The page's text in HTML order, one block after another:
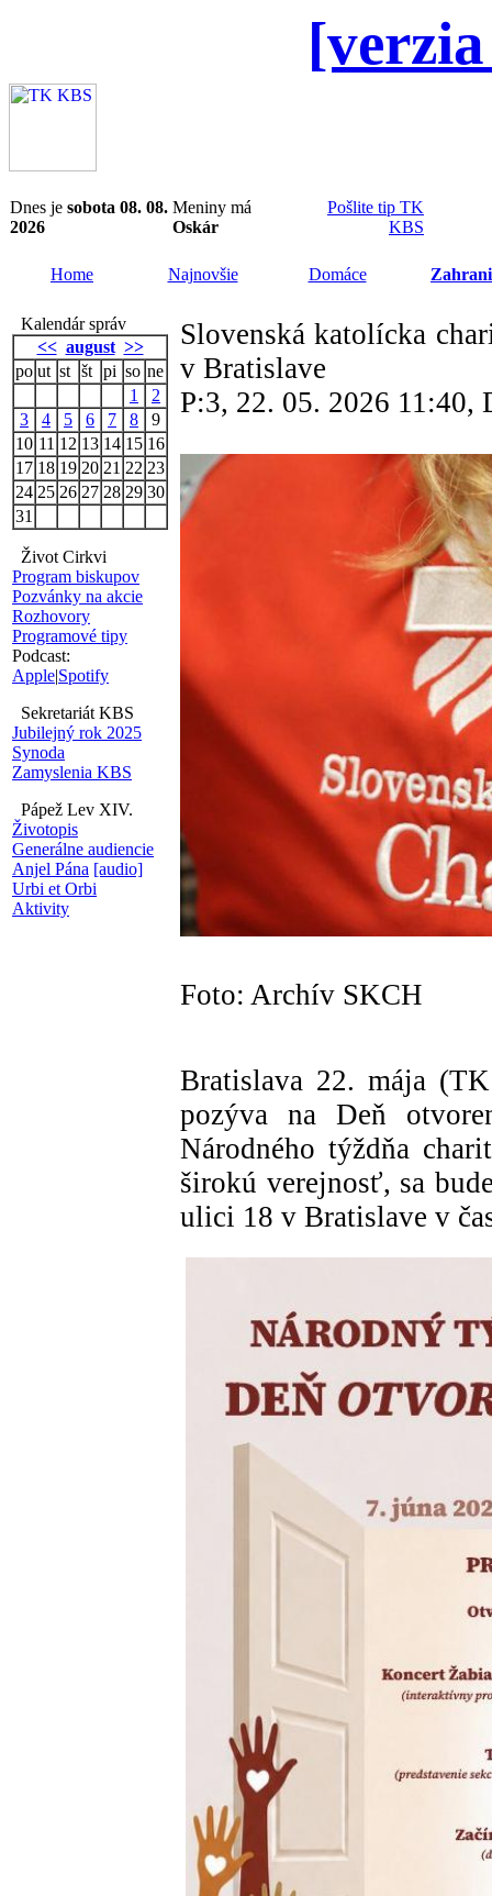
Dnes je sobota 08. 08.
2026
Meniny má
Oskár
Pošlite tip TK
KBS
Home Najnovšie Domáce
Kalendár správ
<< august >>
po ut st št pi so ne
1
2
3
4 5 6 7 8
9
10 11 12 13 14 15 16
17 18 19 20 21 22 23
24 25 26 27 28 29 30
31
Život Cirkvi
Program biskupov
Pozvánky na akcie
Rozhovory
Programové tipy
Podcast:
Apple|Spotify
Sekretariát KBS
Jubilejný rok 2025
Synoda
Zamyslenia KBS
Pápež Lev XIV.
Životopis
Generálne audiencie
Anjel Pána [audio]
Urbi et Orbi
Aktivity
Slovenská katolícka
v Bratislave
P:3, 22. 05. 2026 11:40,
Foto: Archív SKCH
Bratislava 22. mája
pozýva na Deň
Národného týždňa
širokú verejnosť, sa
ulici 18 v Bratislave v